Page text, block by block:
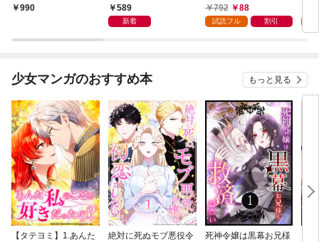
990
589
新着
かけたがギフト『無限
ガチャ』でレベル９９
『ざまぁ！』します！
792 88
試読フル 割引
少女マンガのおすすめ本 もっと見る
【タテヨミ】1.あんた
絶対に死ぬモブ悪役令
死神令嬢は黒幕お兄様